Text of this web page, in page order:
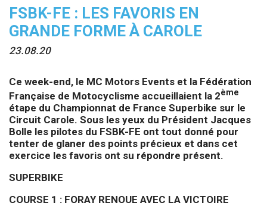
FSBK-FE : LES FAVORIS EN
GRANDE FORME À CAROLE
23.08.20
Ce week-end, le MC Motors Events et la Fédération
Française de Motocyclisme accueillaient la 2ème
étape du Championnat de France Superbike sur le
Circuit Carole. Sous les yeux du Président Jacques
Bolle les pilotes du FSBK-FE ont tout donné pour
tenter de glaner des points précieux et dans cet
exercice les favoris ont su répondre présent.
SUPERBIKE
COURSE 1 : FORAY RENOUE AVEC LA VICTOIRE